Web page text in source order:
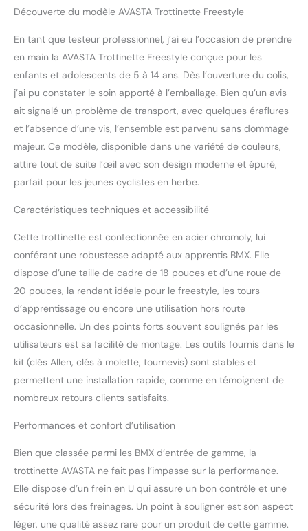
durable Le cadre est
robuste pour offrir au
cycliste un soutien fiable
et un confort durable, et
tube supérieur de 17,3, il
est parfait pour la route,
le parc ou les sentiers.
Facile à conduire La
une manivelle monobloc
de 152 mm avec un
frein en U en aluminium et
assurent un contrôle
précis de la vitesse. Paire
de roues fiable La paire
de roues est équipée de
sur des jantes en
aluminium à paroi simple
36H avec moyeux
d'essieu 3/8 et roue libre
16T. Facile à assembler Le
vélo est assemblé à 85 %
et est livré avec des
soutenu par un nombre
Découverte du modèle AVASTA Trottinette Freestyle
En tant que testeur professionnel, j’ai eu l’occasion de prendre
en main la AVASTA Trottinette Freestyle conçue pour les
enfants et adolescents de 5 à 14 ans. Dès l’ouverture du colis,
j’ai pu constater le soin apporté à l’emballage. Bien qu’un avis
ait signalé un problème de transport, avec quelques éraflures
et l’absence d’une vis, l’ensemble est parvenu sans dommage
majeur. Ce modèle, disponible dans une variété de couleurs,
attire tout de suite l’œil avec son design moderne et épuré,
parfait pour les jeunes cyclistes en herbe.
Caractéristiques techniques et accessibilité
Cette trottinette est confectionnée en acier chromoly, lui
conférant une robustesse adapté aux apprentis BMX. Elle
dispose d’une taille de cadre de 18 pouces et d’une roue de
20 pouces, la rendant idéale pour le freestyle, les tours
d’apprentissage ou encore une utilisation hors route
occasionnelle. Un des points forts souvent soulignés par les
utilisateurs est sa facilité de montage. Les outils fournis dans le
kit (clés Allen, clés à molette, tournevis) sont stables et
permettent une installation rapide, comme en témoignent de
nombreux retours clients satisfaits.
Performances et confort d’utilisation
Bien que classée parmi les BMX d’entrée de gamme, la
trottinette AVASTA ne fait pas l’impasse sur la performance.
Elle dispose d’un frein en U qui assure un bon contrôle et une
sécurité lors des freinages. Un point à souligner est son aspect
léger, une qualité assez rare pour un produit de cette gamme.